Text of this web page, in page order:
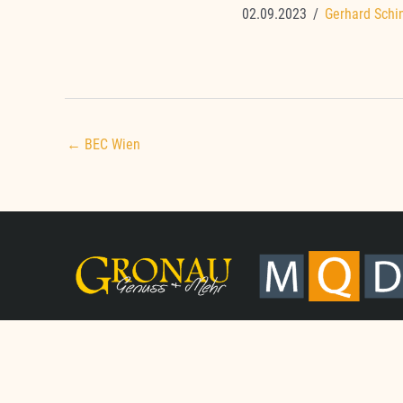
02.09.2023 / Gerhard
← BEC Wien